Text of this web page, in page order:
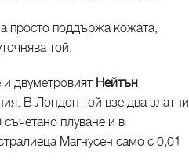
просто поддържа кожата,
той.
двуметровият Нейтън
В Лондон той взе два златни
плуване и в
Магнусен само с 0,01